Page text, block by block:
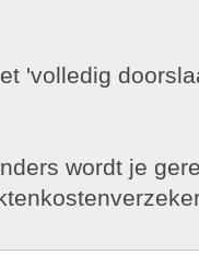
'volledig
wordt je